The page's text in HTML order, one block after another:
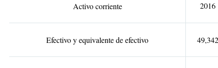
Activo corriente 2016
Efectivo y equivalente de efectivo 49,342